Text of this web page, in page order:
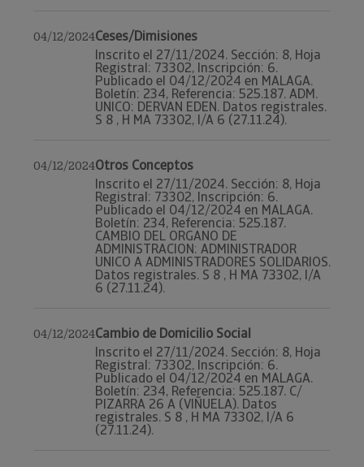
04/12/2024Ceses/Dimisiones
Inscrito el 27/11/2024. Sección: 8, Hoja
Registral: 73302, Inscripción: 6.
Publicado el 04/12/2024 en MALAGA.
Boletín: 234, Referencia: 525.187. ADM.
UNICO: DERVAN EDEN. Datos registrales.
S 8 , H MA 73302, I/A 6 (27.11.24).
04/12/2024Otros Conceptos
Inscrito el 27/11/2024. Sección: 8, Hoja
Registral: 73302, Inscripción: 6.
Publicado el 04/12/2024 en MALAGA.
Boletín: 234, Referencia: 525.187.
CAMBIO DEL ORGANO DE
ADMINISTRACION: ADMINISTRADOR
UNICO A ADMINISTRADORES SOLIDARIOS.
Datos registrales. S 8 , H MA 73302, I/A
6 (27.11.24).
04/12/2024Cambio de Domicilio Social
Inscrito el 27/11/2024. Sección: 8, Hoja
Registral: 73302, Inscripción: 6.
Publicado el 04/12/2024 en MALAGA.
Boletín: 234, Referencia: 525.187. C/
PIZARRA 26 A (VIÑUELA). Datos
registrales. S 8 , H MA 73302, I/A 6
(27.11.24).